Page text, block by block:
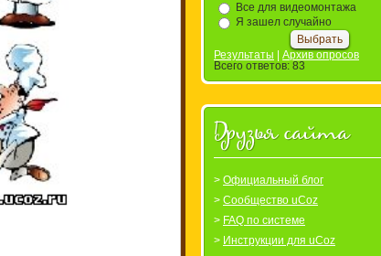
Все для видеомонтажа
Я зашел случайно
Результаты
Архив опросов
Всего ответов: 83
Друзья сайта
Официальный блог
Сообщество uCoz
FAQ по системе
Инструкции для uCoz